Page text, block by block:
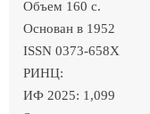
Объем 160 c.
Основан в 1952
ISSN 0373-658X
РИНЦ:
ИФ 2025: 1,099